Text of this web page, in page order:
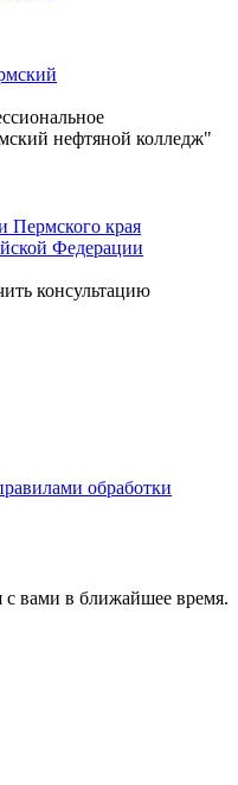
нефтяной колледж"
Пермского края
Федерации
консультацию
обработки
с вами в ближайшее время.